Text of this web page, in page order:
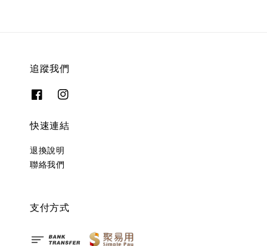
追蹤我們
快速連結
退換說明
聯絡我們
支付方式